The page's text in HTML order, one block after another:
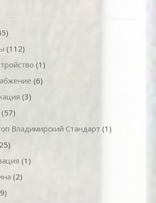
(112)
(1)
(6)
(3)
(57)
Владимирский Стандарт (1)
(1)
(2)